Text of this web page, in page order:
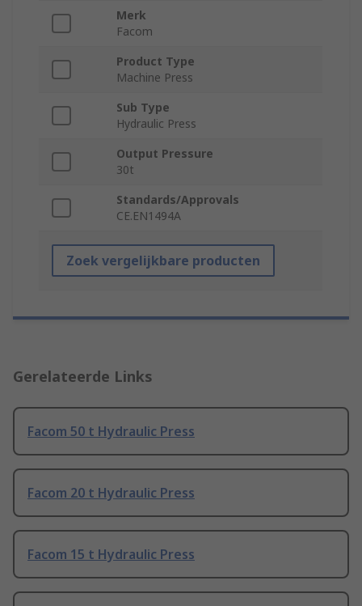
Merk
Facom
Product Type
Machine Press
Sub Type
Hydraulic Press
Output Pressure
30t
Standards/Approvals
CE.EN1494A
Zoek vergelijkbare producten
Gerelateerde Links
Facom 50 t Hydraulic Press
Facom 20 t Hydraulic Press
Facom 15 t Hydraulic Press